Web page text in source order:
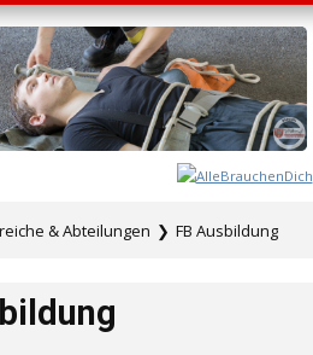
& Abteilungen ❯ FB Ausbildung